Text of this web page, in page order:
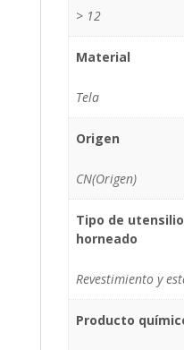
> 12
Material
Tela
Origen
CN(Origen)
Tipo de
horneado
Revestimiento y
Producto